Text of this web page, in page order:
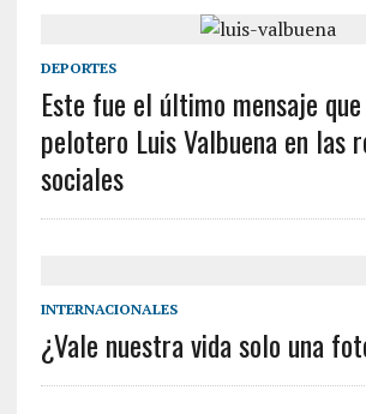
DEPORTES
Este fue el último mensaje
pelotero Luis Valbuena en las
sociales
INTERNACIONALES
¿Vale nuestra vida solo una